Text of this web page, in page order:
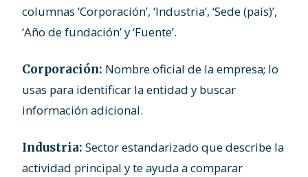
columnas ‘Corporación’, ‘Industria’, ‘Sede (país)’,
‘Año de fundación’ y ‘Fuente’.
Corporación: Nombre oficial de la empresa; lo
usas para identificar la entidad y buscar
información adicional.
Industria: Sector estandarizado que describe la
actividad principal y te ayuda a comparar